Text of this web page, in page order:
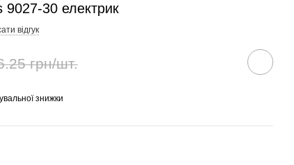
9027-30 електрик
відгук
грн/шт.
знижки